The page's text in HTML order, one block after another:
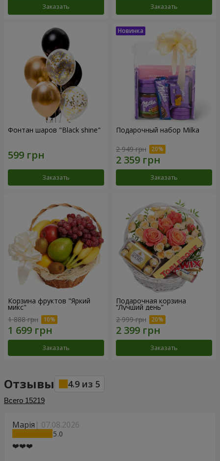
Заказать Заказать
Фонтан шаров "Black shine"
Заказать
Подарочный набор Milka
2 949 грн
Заказать
Корзина фруктов "Яркий
микс"
1 888 грн
Заказать
Подарочная корзина
“Лучший день”
2 999 грн
Заказать
Отзывы 4.9 из 5
Всего 15219
Марія 07.08.2026
5
❤️❤️❤️